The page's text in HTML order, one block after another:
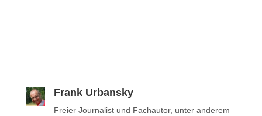
Frank Urbansky
Freier Jour­na­list und Fach­au­tor, unter anderem